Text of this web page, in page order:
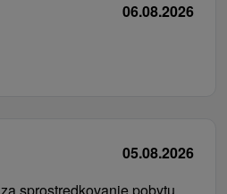
06.08.2026
05.08.2026